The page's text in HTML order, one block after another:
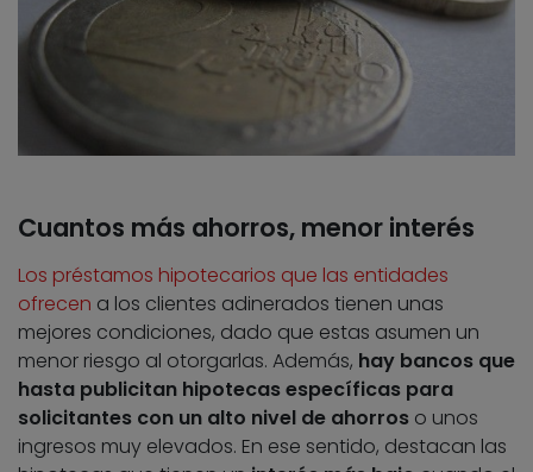
Cuantos más ahorros, menor interés
Los préstamos hipotecarios que las entidades
ofrecen a los clientes adinerados tienen unas
mejores condiciones, dado que estas asumen un
menor riesgo al otorgarlas. Además, hay bancos que
hasta publicitan hipotecas específicas para
solicitantes con un alto nivel de ahorros o unos
ingresos muy elevados. En ese sentido, destacan las